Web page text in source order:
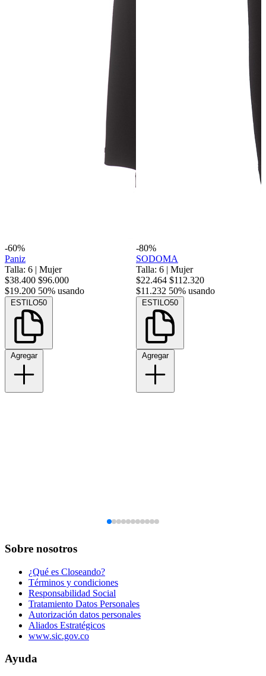
-60%
Paniz
Talla: 6 | Mujer
$38.400 $96.000
$19.200 50% usando
ESTILO50
Agregar
-80%
SODOMA
Talla: 6 | Mujer
$22.464 $112.320
$11.232 50% usando
ESTILO50
Agregar
Sobre nosotros
¿Qué es Closeando?
Términos y condiciones
Responsabilidad Social
Tratamiento Datos Personales
Autorización datos personales
Aliados Estratégicos
www.sic.gov.co
Ayuda